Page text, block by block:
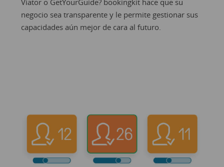
negocio sea transparente y le permite gestionar sus
capacidades aún mejor de cara al futuro.